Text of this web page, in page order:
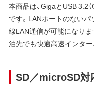
本商品は、GigaとUSB 3.2
です。LANポートのないパ
線LAN通信が可能になり
泊先でも快適高速インタ
SD／microSD対